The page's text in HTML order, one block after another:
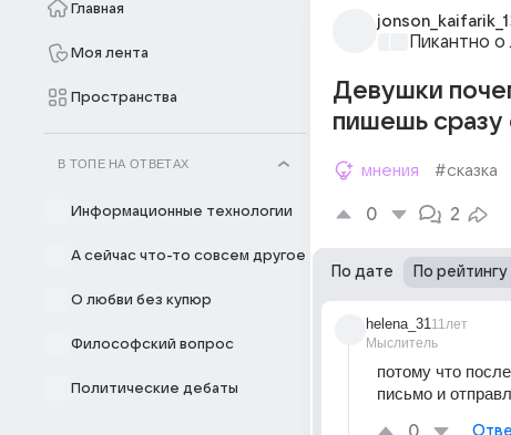
Главная
Моя лента
Пространства
В ТОПЕ НА ОТВЕТАХ
Информационные технологии
А сейчас что-то совсем другое
О любви без купюр
Философский вопрос
Политические дебаты
jonson_kaifarik_1
Пикантно о
Девушки
пишешь сразу
мнения #сказка
0 2
По дате По рейтингу
helena_31
Мыслитель
11лет
потому что
письмо и